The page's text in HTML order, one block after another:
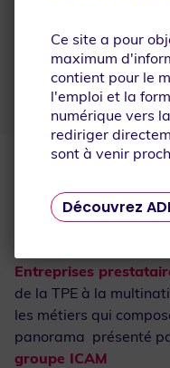
Ce site a pour
maximum
contient pour le
l'emploi et la
numérique vers
rediriger
sont à venir
Découvrez
Accédez aux
ressources
territoire du Grand
Entreprises
de la TPE à la
les métiers qui
panorama présenté
groupe ICAM